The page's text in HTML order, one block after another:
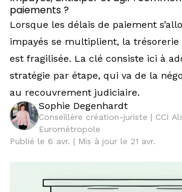
paiements ?
Lorsque les délais de paiement
impayés se multiplient, la trésorerie
est fragilisée. La clé consiste ici à
stratégie par étape, qui va de la
au recouvrement judiciaire.
Sophie Degenhardt
Conseillère création-juriste | CCI
Eurométropole
Publié le 6 avr. | Mis à jour le 21 avr.